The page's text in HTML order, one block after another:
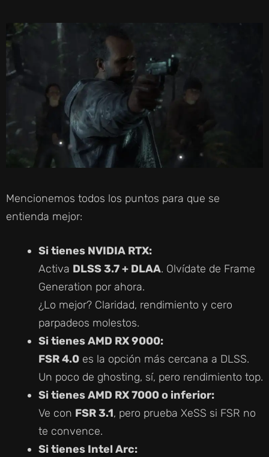
Mencionemos todos los puntos para que se
entienda mejor:
Si tienes NVIDIA RTX:
Activa DLSS 3.7 + DLAA. Olvídate de Frame
Generation por ahora.
¿Lo mejor? Claridad, rendimiento y cero
parpadeos molestos.
Si tienes AMD RX 9000:
FSR 4.0 es la opción más cercana a DLSS.
Un poco de ghosting, sí, pero rendimiento top.
Si tienes AMD RX 7000 o inferior:
Ve con FSR 3.1, pero prueba XeSS si FSR no
te convence.
Si tienes Intel Arc: